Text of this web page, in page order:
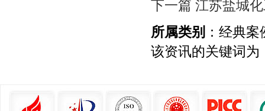
下一篇 江苏盐城
所属类别 ：经典案
该资讯的关键词为